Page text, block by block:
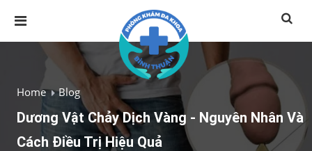
Home Blog
Dương Vật Chảy Dịch Vàng - Nguyên Nhân Và
Cách Điều Trị Hiệu Quả